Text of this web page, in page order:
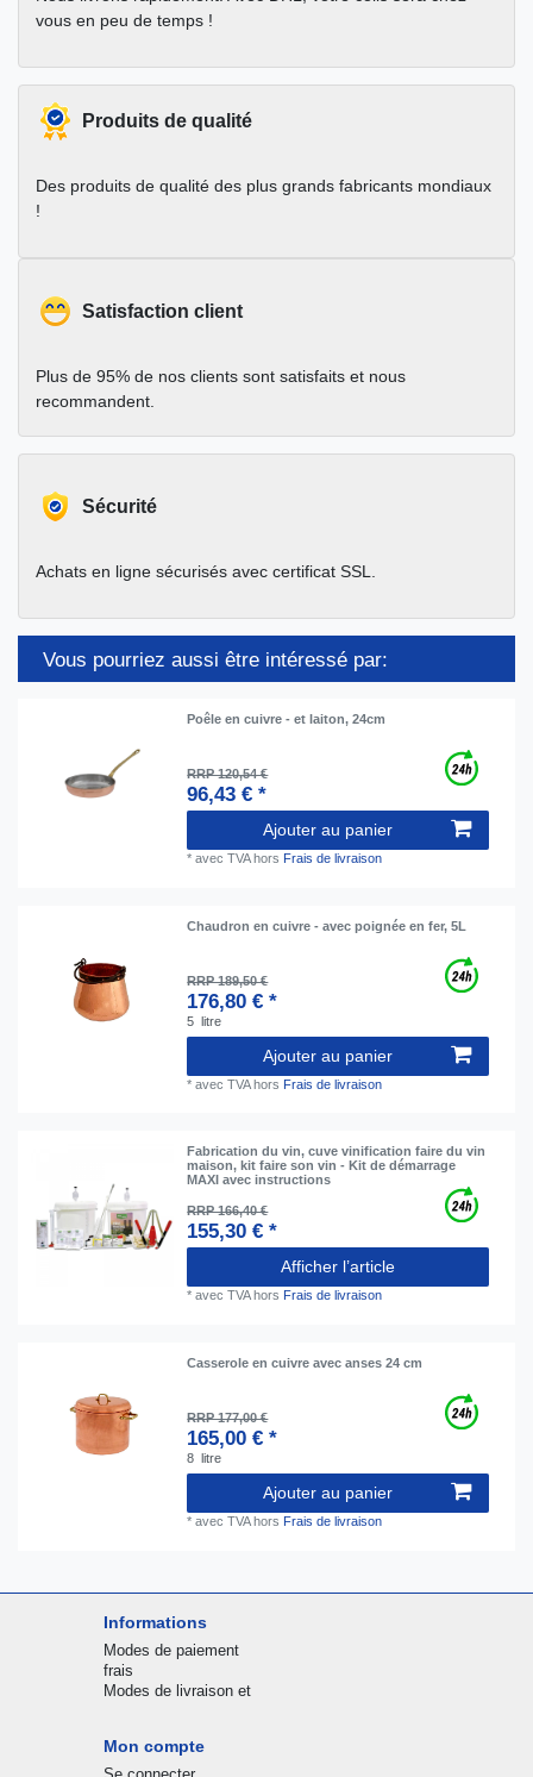
vous en peu de temps !
Produits de qualité
Des produits de qualité des plus grands fabricants mondiaux
!
Satisfaction client
Plus de 95% de nos clients sont satisfaits et nous
recommandent.
Sécurité
Achats en ligne sécurisés avec certificat SSL.
Vous pourriez aussi être intéressé par:
Poêle en cuivre - et laiton, 24cm
RRP 120,54 €
96,43 € *
Ajouter au panier
*avec TVAhors Frais de livraison
Chaudron en cuivre - avec poignée en fer, 5L
RRP 189,50 €
176,80 € *
5 litre
Ajouter au panier
*avec TVAhors Frais de livraison
Fabrication du vin, cuve vinification faire du vin
maison, kit faire son vin - Kit de démarrage
MAXI avec instructions
RRP 166,40 €
155,30 € *
Afficher l’article
*avec TVAhors Frais de livraison
Casserole en cuivre avec anses 24 cm
RRP 177,00 €
165,00 € *
8 litre
Ajouter au panier
*avec TVAhors Frais de livraison
Informations
Modes de paiement
frais
Modes de livraison et
Mon compte